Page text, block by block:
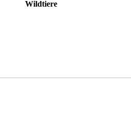
Wildtiere